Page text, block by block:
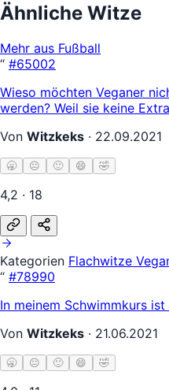
Ähnliche Witze
Mehr aus Fußball
“ #65002
Wieso möchten Veganer
werden? Weil sie keine
Von Witzkeks · 22.09.2021
🥱 😐 🙂 😄 🤣
4,2 · 18
Kategorien Flachwitze
“ #78990
In meinem Schwimmkurs
Von Witzkeks · 21.06.2021
🥱 😐 🙂 😄 🤣